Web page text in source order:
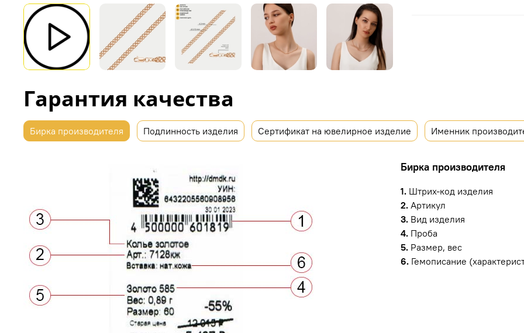
Гарантия качества
Бирка производителя Подлинность изделия Сертификат на ювелирное изделие Именник
Бирка производителя
1.Штрих-код изделия
2.Артикул
3.Вид изделия
4.Проба
5.Размер, вес
6.Гемописание